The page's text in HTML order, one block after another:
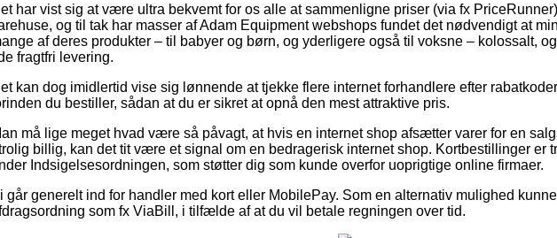
har vist sig at være ultra bekvemt for os alle at sammenligne priser (via fx
og til tak har masser af Adam Equipment webshops fundet det nødvendigt at
af deres produkter – til babyer og børn, og yderligere også til voksne – kolossalt,
fragtfri levering.
kan dog imidlertid vise sig lønnende at tjekke flere internet forhandlere efter
du bestiller, sådan at du er sikret at opnå den mest attraktive pris.
må lige meget hvad være så påvagt, at hvis en internet shop afsætter varer for en
billig, kan det tit være et signal om en bedragerisk internet shop. Kortbestillinger er
Indsigelsesordningen, som støtter dig som kunde overfor uoprigtige online firmaer.
går generelt ind for handler med kort eller MobilePay. Som en alternativ mulighed
som fx ViaBill, i tilfælde af at du vil betale regningen over tid.